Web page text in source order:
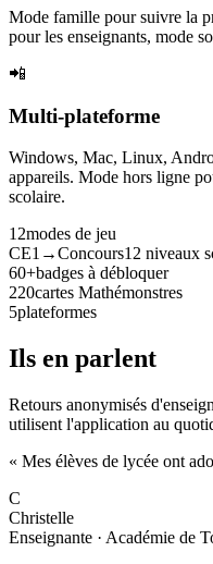
Mode famille pour suivre la
pour les enseignants, mode
📲
Multi-plateforme
Windows, Mac, Linux,
appareils. Mode hors ligne
scolaire.
12modes de jeu
CE1→Concours12 niveaux
60+badges à débloquer
220cartes Mathémonstres
5plateformes
Ils en parlent
Retours anonymisés
utilisent l'application au
« Mes élèves de lycée ont
C
Christelle
Enseignante · Académie de